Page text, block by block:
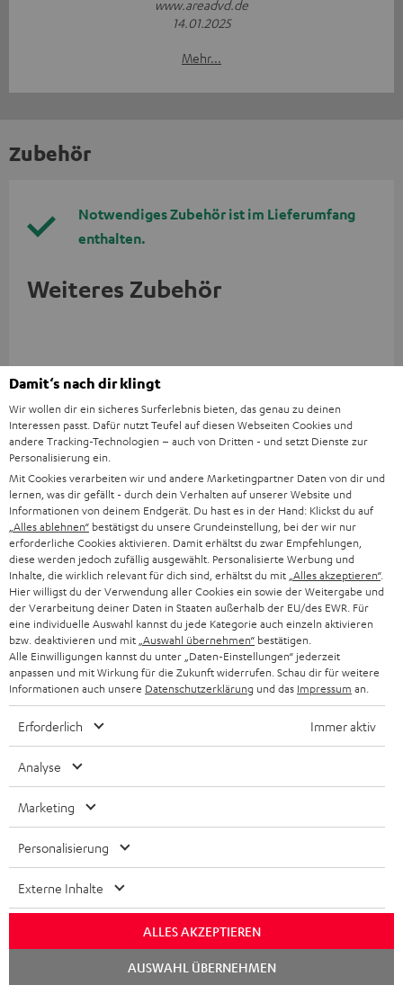
www.areadvd.de
14.01.2025
Mehr...
Zubehör
Notwendiges Zubehör ist im Lieferumfang
enthalten.
Weiteres Zubehör
Panasonic Blu-ray Player
DP-UB154
Ultra HD 4K Blu-ray Player mit
Dolby Atmos und Multi HDR-
Unterstützung inklusive
HDR10+ für eine überragende
Bildqualität mit lebensechten
Kontrasten und Farben
CHF 199,99
15 m Lautsprecherkabel
C4515S
Lautsprecherkabel 2 x 4,0
mm²
CHF 69,99
Lieferumfang
ULTIMA 20 KOMBO 3 SE
1 × KOMBO 62 Mk2 CD-Receiver – Night Black
2 × AAA-Batterie
1 × Fernbedienung für KB 62 CR (ET) – Schwarz
1 × Antenne für KB 62 CR
1 × Lautsprecherkabel (2 x 3 m) für KB 62 CR
2 × Gummifüße (4 Stk.) für ULTIMA 20 / 40 / Center Mk4 –
Schwarz
Damit‘s nach dir klingt
Wir wollen dir ein sicheres Surferlebnis bieten, das genau zu deinen
Interessen passt. Dafür nutzt Teufel auf diesen Webseiten Cookies und
andere Tracking-Technologien – auch von Dritten - und setzt Dienste zur
Personalisierung ein.
Mit Cookies verarbeiten wir und andere Marketingpartner Daten von dir und
lernen, was dir gefällt - durch dein Verhalten auf unserer Website und
Informationen von deinem Endgerät. Du hast es in der Hand: Klickst du auf
„Alles ablehnen“ bestätigst du unsere Grundeinstellung, bei der wir nur
erforderliche Cookies aktivieren. Damit erhältst du zwar Empfehlungen,
diese werden jedoch zufällig ausgewählt. Personalisierte Werbung und
Inhalte, die wirklich relevant für dich sind, erhältst du mit „Alles akzeptieren“.
Hier willigst du der Verwendung aller Cookies ein sowie der Weitergabe und
der Verarbeitung deiner Daten in Staaten außerhalb der EU/des EWR. Für
eine individuelle Auswahl kannst du jede Kategorie auch einzeln aktivieren
bzw. deaktivieren und mit „Auswahl übernehmen“ bestätigen.
Alle Einwilligungen kannst du unter „Daten-Einstellungen“ jederzeit
anpassen und mit Wirkung für die Zukunft widerrufen. Schau dir für weitere
Informationen auch unsere Datenschutzerklärung und das Impressum an.
Erforderlich Immer aktiv
Analyse
Marketing
Personalisierung
Externe Inhalte
ALLES AKZEPTIEREN
AUSWAHL ÜBERNEHMEN